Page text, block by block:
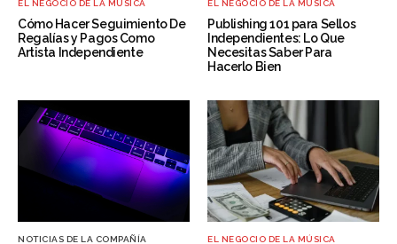
EL NEGOCIO DE LA MÚSICA
Cómo Hacer Seguimiento De
Regalías y Pagos Como
Artista Independiente
EL NEGOCIO DE LA MÚSICA
Publishing 101 para Sellos
Independientes: Lo Que
Necesitas Saber Para
Hacerlo Bien
NOTICIAS DE LA COMPAÑÍA EL NEGOCIO DE LA MÚSICA